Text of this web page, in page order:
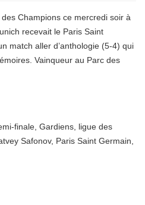
Champions ce mercredi soir à
recevait le Paris Saint
match aller d’anthologie (5-4) qui
Vainqueur au Parc des
finale Gardiens ligue des
Safonov, Paris Saint Germain